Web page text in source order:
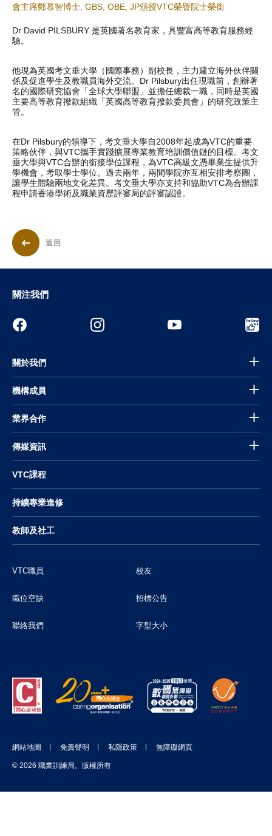
會主席鄭慕智博士, GBS, OBE, JP頒授VTC榮譽院士榮銜
Dr David PILSBURY 是英國著名教育家，具豐富高等教育服務經
驗。
他現為英國考文垂大學（國際事務）副校長，主力建立海外伙伴關
係及促進學生及教職員海外交流。Dr Pilsbury出任現職前，創辦著
名的國際研究協會「全球大學聯盟」並擔任總裁一職，同時是英國
主要高等教育撥款組織「英國高等教育撥款委員會」的研究政策主
管。
在Dr Pilsbury的領導下，考文垂大學自2008年起成為VTC的重要
策略伙伴，與VTC攜手實踐擴展專業教育培訓價值鏈的目標。考文
垂大學與VTC合辦的銜接學位課程，為VTC高級文憑畢業生提供升
學機會，考取學士學位。過去兩年，兩間學院亦互相安排考察團，
讓學生體驗兩地文化差異。考文垂大學亦支持和協助VTC為合辦課
程申請香港學術及職業資歷評審局的評審認證。
返回
關注我們
關於我們
機構成員
業界合作
傳媒資訊
VTC課程
持續專業進修
教師及社工
VTC職員 校友
職位空缺 招標公告
聯絡我們 字型大小
網站地圖 免責聲明 私隱政策 無障礙網頁
© 2026 職業訓練局。版權所有